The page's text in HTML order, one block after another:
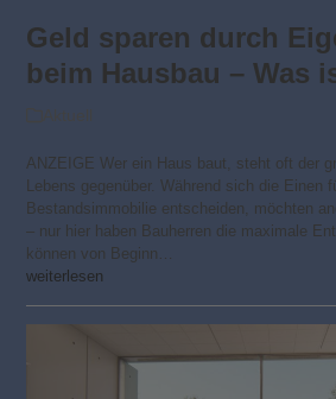
Geld sparen durch
beim Hausbau – Was
ANZEIGE Wer ein Haus baut, steht oft der
Lebens gegenüber. Während sich die Einen
Bestandsimmobilie entscheiden, möchten
– nur hier haben Bauherren die maximale
können von Beginn…
weiterlesen